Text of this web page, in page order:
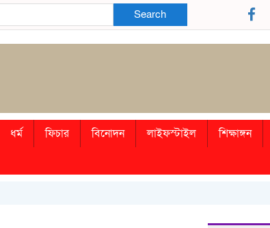
Search
ধর্ম ফিচার বিনোদন লাইফস্টাইল শিক্ষাঙ্গন